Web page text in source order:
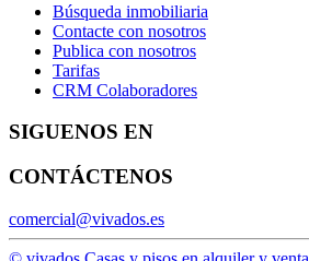
Búsqueda inmobiliaria
Contacte con nosotros
Publica con nosotros
Tarifas
CRM Colaboradores
SIGUENOS EN
CONTÁCTENOS
comercial@vivados.es